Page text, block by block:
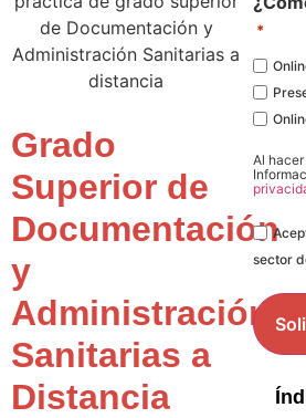
Grado
Superior de
Documentación
y
Administración
Sanitarias a
Distancia
*
Al
Legal
sector